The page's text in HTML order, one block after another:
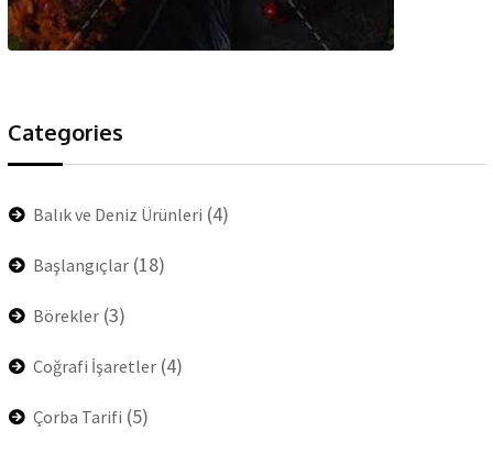
Categories
Balık ve Deniz Ürünleri (4)
Başlangıçlar (18)
Börekler (3)
Coğrafi İşaretler (4)
Çorba Tarifi (5)